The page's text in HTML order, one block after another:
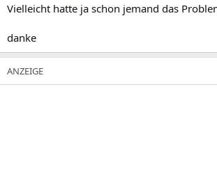
Vielleicht hatte ja schon jemand das
danke